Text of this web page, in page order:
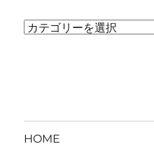
カ
HOME